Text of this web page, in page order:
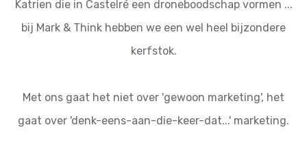
Katrien die in Castelré een droneboodschap vormen ...
bij Mark & Think hebben we een wel heel bijzondere
kerfstok.
Met ons gaat het niet over 'gewoon marketing', het
gaat over 'denk-eens-aan-die-keer-dat...' marketing.